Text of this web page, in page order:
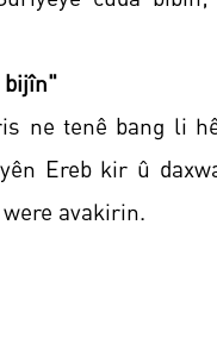
ne tenê bang li
Ereb kir û
avakirin.